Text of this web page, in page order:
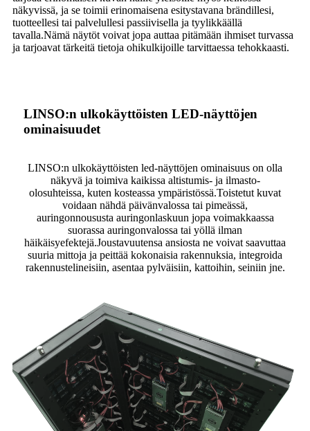
näkyvissä, ja se toimii erinomaisena esitystavana brändillesi,
tuotteellesi tai palvelullesi passiivisella ja tyylikkäällä
tavalla.Nämä näytöt voivat jopa auttaa pitämään ihmiset turvassa
ja tarjoavat tärkeitä tietoja ohikulkijoille tarvittaessa tehokkaasti.
LINSO:n ulkokäyttöisten LED-näyttöjen
ominaisuudet
LINSO:n ulkokäyttöisten led-näyttöjen ominaisuus on olla
näkyvä ja toimiva kaikissa altistumis- ja ilmasto-
olosuhteissa, kuten kosteassa ympäristössä.Toistetut kuvat
voidaan nähdä päivänvalossa tai pimeässä,
auringonnoususta auringonlaskuun jopa voimakkaassa
suorassa auringonvalossa tai yöllä ilman
häikäisyefektejä.Joustavuutensa ansiosta ne voivat saavuttaa
suuria mittoja ja peittää kokonaisia ​​rakennuksia, integroida
rakennustelineisiin, asentaa pylväisiin, kattoihin, seiniin jne.